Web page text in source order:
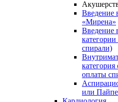
Введение
«Мирена»
Введение
спирали)
оплаты
или